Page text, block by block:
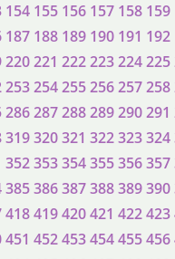
154 155 156 157 158 159
187 188 189 190 191 192
220221 222223224225
253254255256257258
286287288289290291
319320321 322323324
352353354355356357
385386387388389390
418419420421 422423
451 452453454455456